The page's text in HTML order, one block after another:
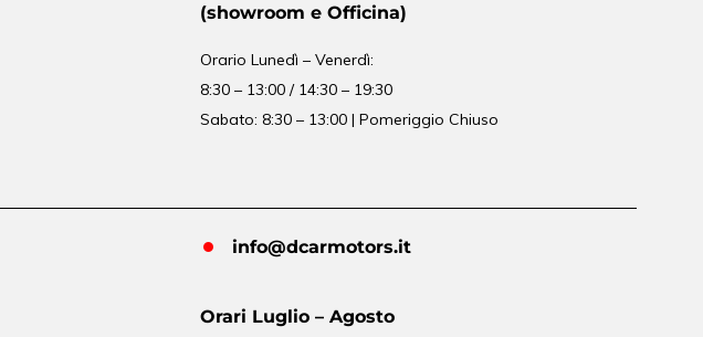
(showroom e Officina)
OrarioLunedì – Venerdì:
8:30 – 13:00 / 14:30 – 19:30
Sabato: 8:30 – 13:00 | Pomeriggio Chiuso
info@dcarmotors.it
Orari Luglio – Agosto